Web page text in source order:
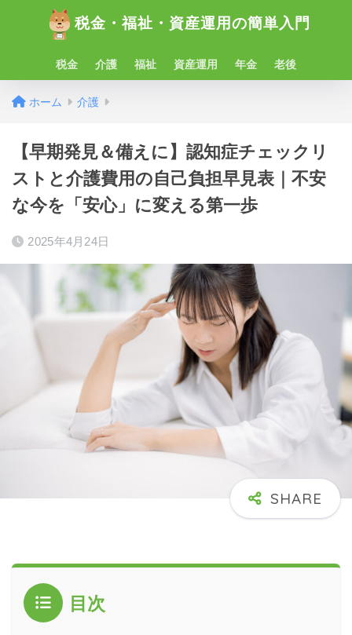
税金・福祉・資産運用の簡単入門
税金 介護 福祉 資産運用 年金 老後
ホーム 介護
【早期発見＆備えに】認知症チェックリ
ストと介護費用の自己負担早見表｜不安
な今を「安心」に変える第一歩
2025年4月24日
目次